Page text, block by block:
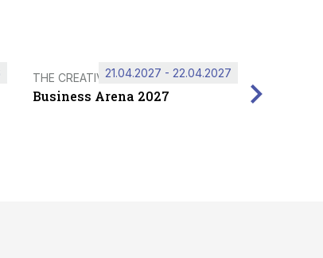
THE CREATIVE HUB
Business Arena 2027
21.04.2027 - 22.04.2027